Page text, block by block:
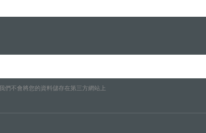
們不會將您的資料儲存在第三方網站上